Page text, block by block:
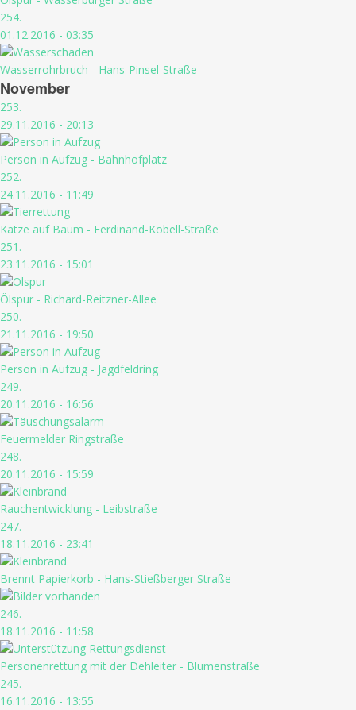
254.
01.12.2016 - 03:35
Wasserrohrbruch - Hans-Pinsel-Straße
November
253.
29.11.2016 - 20:13
Person in Aufzug - Bahnhofplatz
252.
24.11.2016 - 11:49
Katze auf Baum - Ferdinand-Kobell-Straße
251.
23.11.2016 - 15:01
Ölspur - Richard-Reitzner-Allee
250.
21.11.2016 - 19:50
Person in Aufzug - Jagdfeldring
249.
20.11.2016 - 16:56
Feuermelder Ringstraße
248.
20.11.2016 - 15:59
Rauchentwicklung - Leibstraße
247.
18.11.2016 - 23:41
Brennt Papierkorb - Hans-Stießberger Straße
246.
18.11.2016 - 11:58
Personenrettung mit der Dehleiter - Blumenstraße
245.
16.11.2016 - 13:55